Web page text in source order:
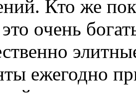
Кто же
очень
ежегодно